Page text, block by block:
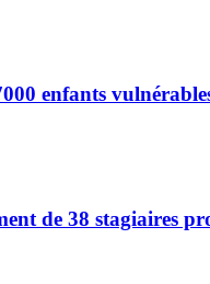
enfants
de 38 stagiaires